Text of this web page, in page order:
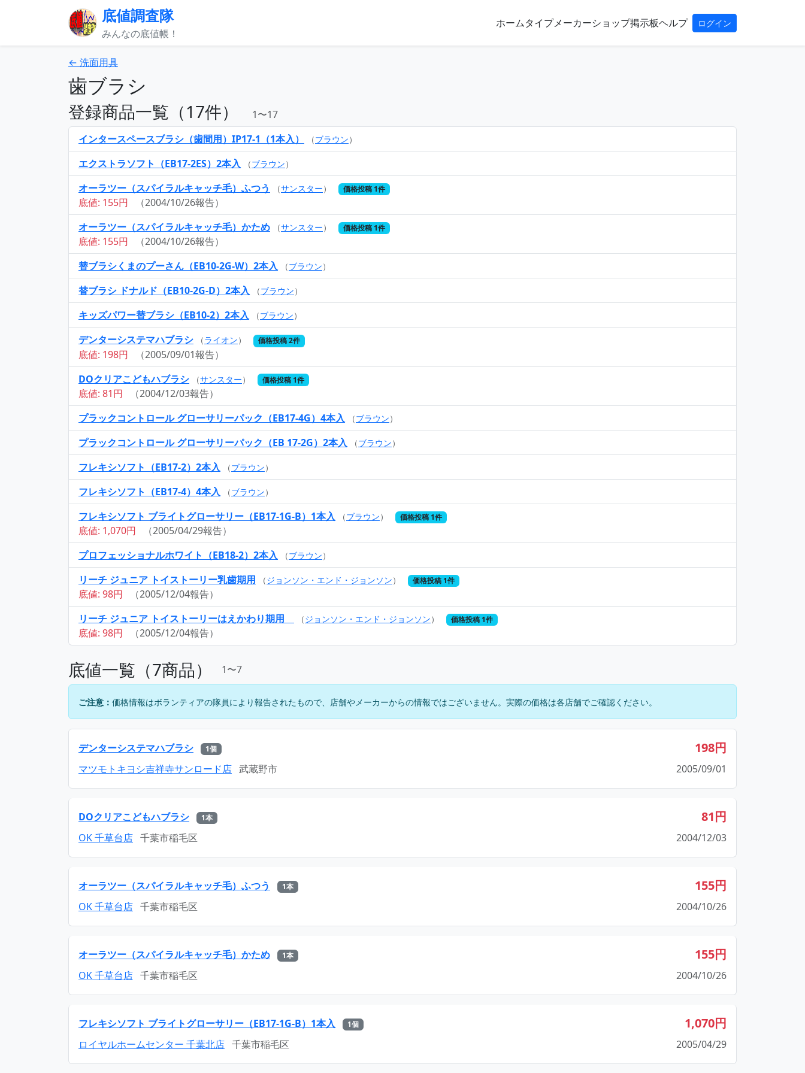
底値調査隊
みんなの底値帳！
ホームタイプメーカーショップ掲示板ヘルプ ログイン
← 洗面用具
歯ブラシ
登録商品一覧（17件）
1〜17
インタースペースブラシ（歯間用）IP17-1（1本入）
（ブラウン）
エクストラソフト（EB17-2ES）2本入 （ブラウン）
オーラツー（スパイラルキャッチ毛）ふつう （サンスター） 価格投稿 1件
底値: 155円
（2004/10/26報告）
オーラツー（スパイラルキャッチ毛）かため
（サンスター） 価格投稿 1件
底値: 155円
（2004/10/26報告）
替ブラシくまのプーさん（EB10-2G-W）2本入
（ブラウン）
替ブラシ ドナルド（EB10-2G-D）2本入 （ブラウン）
キッズパワー替ブラシ（EB10-2）2本入 （ブラウン）
デンターシステマハブラシ （ライオン） 価格投稿 2件
底値: 198円
（2005/09/01報告）
DOクリアこどもハブラシ
（サンスター） 価格投稿 1件
底値: 81円
（2004/12/03報告）
プラックコントロール グローサリーパック（EB17-4G）4本入
（ブラウン）
プラックコントロール グローサリーパック（EB 17-2G）2本入 （ブラウン）
フレキシソフト（EB17-2）2本入 （ブラウン）
フレキシソフト（EB17-4）4本入 （ブラウン）
フレキシソフト ブライトグローサリー（EB17-1G-B）1本入 （ブラウン） 価格投稿 1件
底値: 1,070円
（2005/04/29報告）
プロフェッショナルホワイト（EB18-2）2本入
（ブラウン）
リーチ ジュニア トイストーリー乳歯期用 （ジョンソン・エンド・ジョンソン） 価格投稿 1件
底値: 98円
（2005/12/04報告）
リーチ ジュニア トイストーリーはえかわり期用
（ジョンソン・エンド・ジョンソン） 価格投稿 1件
底値: 98円 （2005/12/04報告）
底値一覧（7商品） 1〜7
ご注意： 価格情報はボランティアの隊員により報告されたもので、店舗やメーカーからの情報ではございません。実際の価格は各店舗でご確認ください。
デンターシステマハブラシ 1個 198円
マツモトキヨシ吉祥寺サンロード店 武蔵野市 2005/09/01
DOクリアこどもハブラシ 1本 81円
OK 千草台店 千葉市稲毛区 2004/12/03
オーラツー（スパイラルキャッチ毛）ふつう 1本 155円
OK 千草台店 千葉市稲毛区 2004/10/26
オーラツー（スパイラルキャッチ毛）かため 1本 155円
OK 千草台店 千葉市稲毛区 2004/10/26
フレキシソフト ブライトグローサリー（EB17-1G-B）1本入 1個 1,070円
ロイヤルホームセンター 千葉北店 千葉市稲毛区 2005/04/29